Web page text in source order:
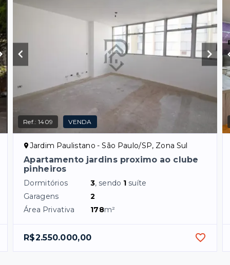
Ref.:1409 VENDA
Jardim Paulistano - São Paulo/SP, Zona Sul
Apartamento jardins proximo ao clube
pinheiros
Dormitórios 3, sendo 1 suíte
Garagens
2
Área Privativa
178m²
R$2.550.000,00